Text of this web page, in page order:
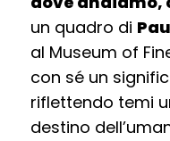
un quadro di
al Museum of
con sé un
riflettendo temi
destino